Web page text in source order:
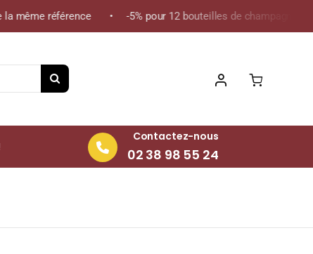
référence • -5% pour 12 bouteilles de champagne de la
Contactez-nous
02 38 98 55 24